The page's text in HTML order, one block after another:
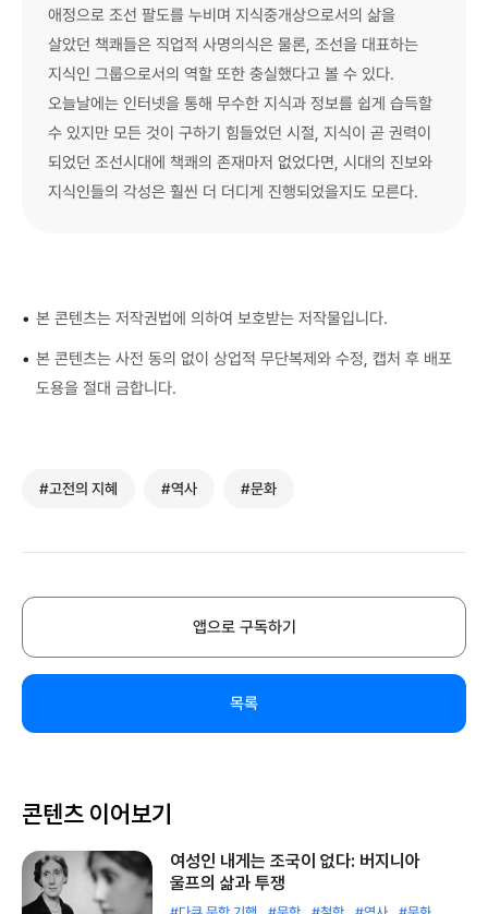
애정으로 조선 팔도를 누비며 지식중개상으로서의 삶을
살았던 책쾌들은 직업적 사명의식은 물론, 조선을 대표하는
지식인 그룹으로서의 역할 또한 충실했다고 볼 수 있다.
오늘날에는 인터넷을 통해 무수한 지식과 정보를 쉽게 습득할
수 있지만 모든 것이 구하기 힘들었던 시절, 지식이 곧 권력이
되었던 조선시대에 책쾌의 존재마저 없었다면, 시대의 진보와
지식인들의 각성은 훨씬 더 더디게 진행되었을지도 모른다.
• 본 콘텐츠는 저작권법에 의하여 보호받는 저작물입니다.
• 본 콘텐츠는 사전 동의 없이 상업적 무단복제와 수정, 캡처 후 배포
도용을 절대 금합니다.
#고전의 지혜 #역사 #문화
앱으로 구독하기
목록
콘텐츠 이어보기
여성인 내게는 조국이 없다: 버지니아
울프의 삶과 투쟁